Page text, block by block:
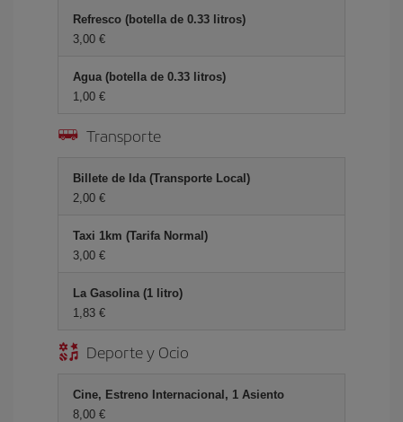
Refresco (botella de 0.33 litros)
3,00 €
Agua (botella de 0.33 litros)
1,00 €
Transporte
Billete de Ida (Transporte Local)
2,00 €
Taxi 1km (Tarifa Normal)
3,00 €
La Gasolina (1 litro)
1,83 €
Deporte y Ocio
Cine, Estreno Internacional, 1 Asiento
8,00 €